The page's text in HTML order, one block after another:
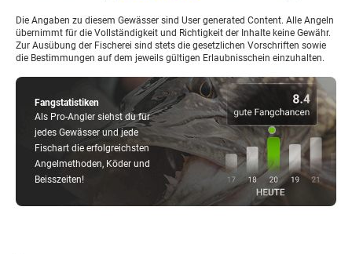
Fangstatistiken
Als Pro-Angler siehst du für
jedes Gewässer und jede
Fischart die erfolgreichsten
Angelmethoden, Köder und
Beisszeiten!
Die Angaben zu diesem Gewässer sind User generated Content. Alle Angeln
übernimmt für die Vollständigkeit und Richtigkeit der Inhalte keine Gewähr.
Zur Ausübung der Fischerei sind stets die gesetzlichen Vorschriften sowie
die Bestimmungen auf dem jeweils gültigen Erlaubnisschein einzuhalten.